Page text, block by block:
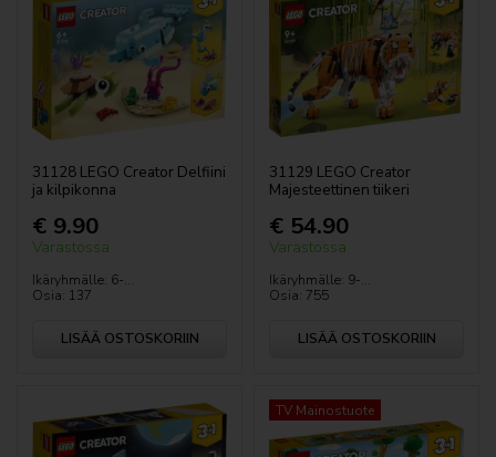
31128 LEGO Creator Delfiini
ja kilpikonna
€ 9.90
Varastossa
Ikäryhmälle: 6-...
Osia: 137
LISÄÄ OSTOSKORIIN
31129 LEGO Creator
Majesteettinen tiikeri
€ 54.90
Varastossa
Ikäryhmälle: 9-...
Osia: 755
LISÄÄ OSTOSKORIIN
TV Mainostuote